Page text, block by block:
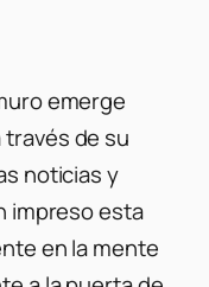
emerge
de su
noticias y
impreso esta
en la mente